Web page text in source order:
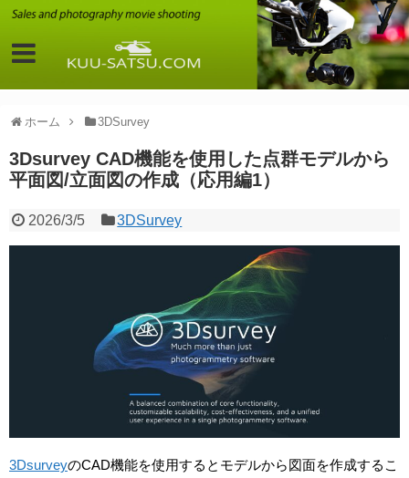
ホーム 3DSurvey
3Dsurvey CAD機能を使用した点群モデルから
平面図/立面図の作成（応用編1）
2026/3/5 3DSurvey
3DsurveyのCAD機能を使用するとモデルから図面を作成するこ